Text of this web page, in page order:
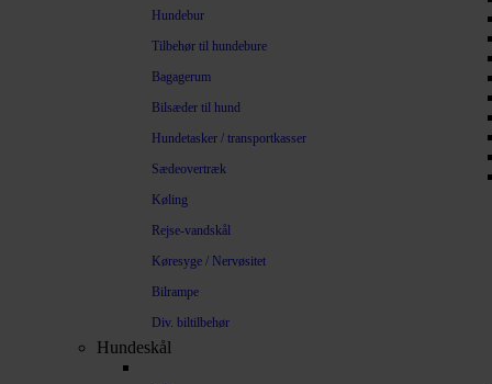
Hundebur
Tilbehør til hundebure
Bagagerum
Bilsæder til hund
Hundetasker / transportkasser
Sædeovertræk
Køling
Rejse-vandskål
Køresyge / Nervøsitet
Bilrampe
Div. biltilbehør
Hundeskål